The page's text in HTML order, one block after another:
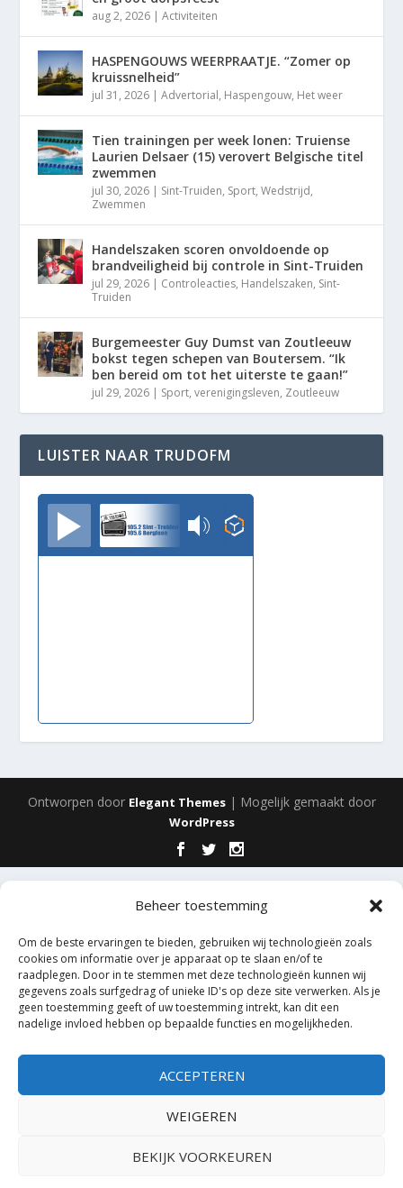
Beheer toestemming
Om de beste ervaringen te bieden, gebruiken wij technologieën zoals
cookies om informatie over je apparaat op te slaan en/of te
raadplegen. Door in te stemmen met deze technologieën kunnen wij
gegevens zoals surfgedrag of unieke ID's op deze site verwerken. Als je
geen toestemming geeft of uw toestemming intrekt, kan dit een
nadelige invloed hebben op bepaalde functies en mogelijkheden.
ACCEPTEREN
WEIGEREN
BEKIJK VOORKEUREN
aug 2, 2026 |Activiteiten
HASPENGOUWS WEERPRAATJE. “Zomer op
kruissnelheid”
jul 31, 2026 |Advertorial, Haspengouw, Het weer
Tien trainingen per week lonen: Truiense
Laurien Delsaer (15) verovert Belgische titel
zwemmen
jul 30, 2026 | Sint-Truiden, Sport,Wedstrijd,
Zwemmen
Handelszaken scoren onvoldoende op
brandveiligheid bij controle in Sint-Truiden
jul 29, 2026 | Controleacties, Handelszaken, Sint-
Truiden
Burgemeester Guy Dumst van Zoutleeuw
bokst tegen schepen van Boutersem. “Ik
ben bereid om tot het uiterste te gaan!”
jul 29, 2026 | Sport,verenigingsleven, Zoutleeuw
LUISTER NAAR TRUDOFM
TrudoFM
Ontworpen door Elegant Themes| Mogelijk gemaakt door
WordPress